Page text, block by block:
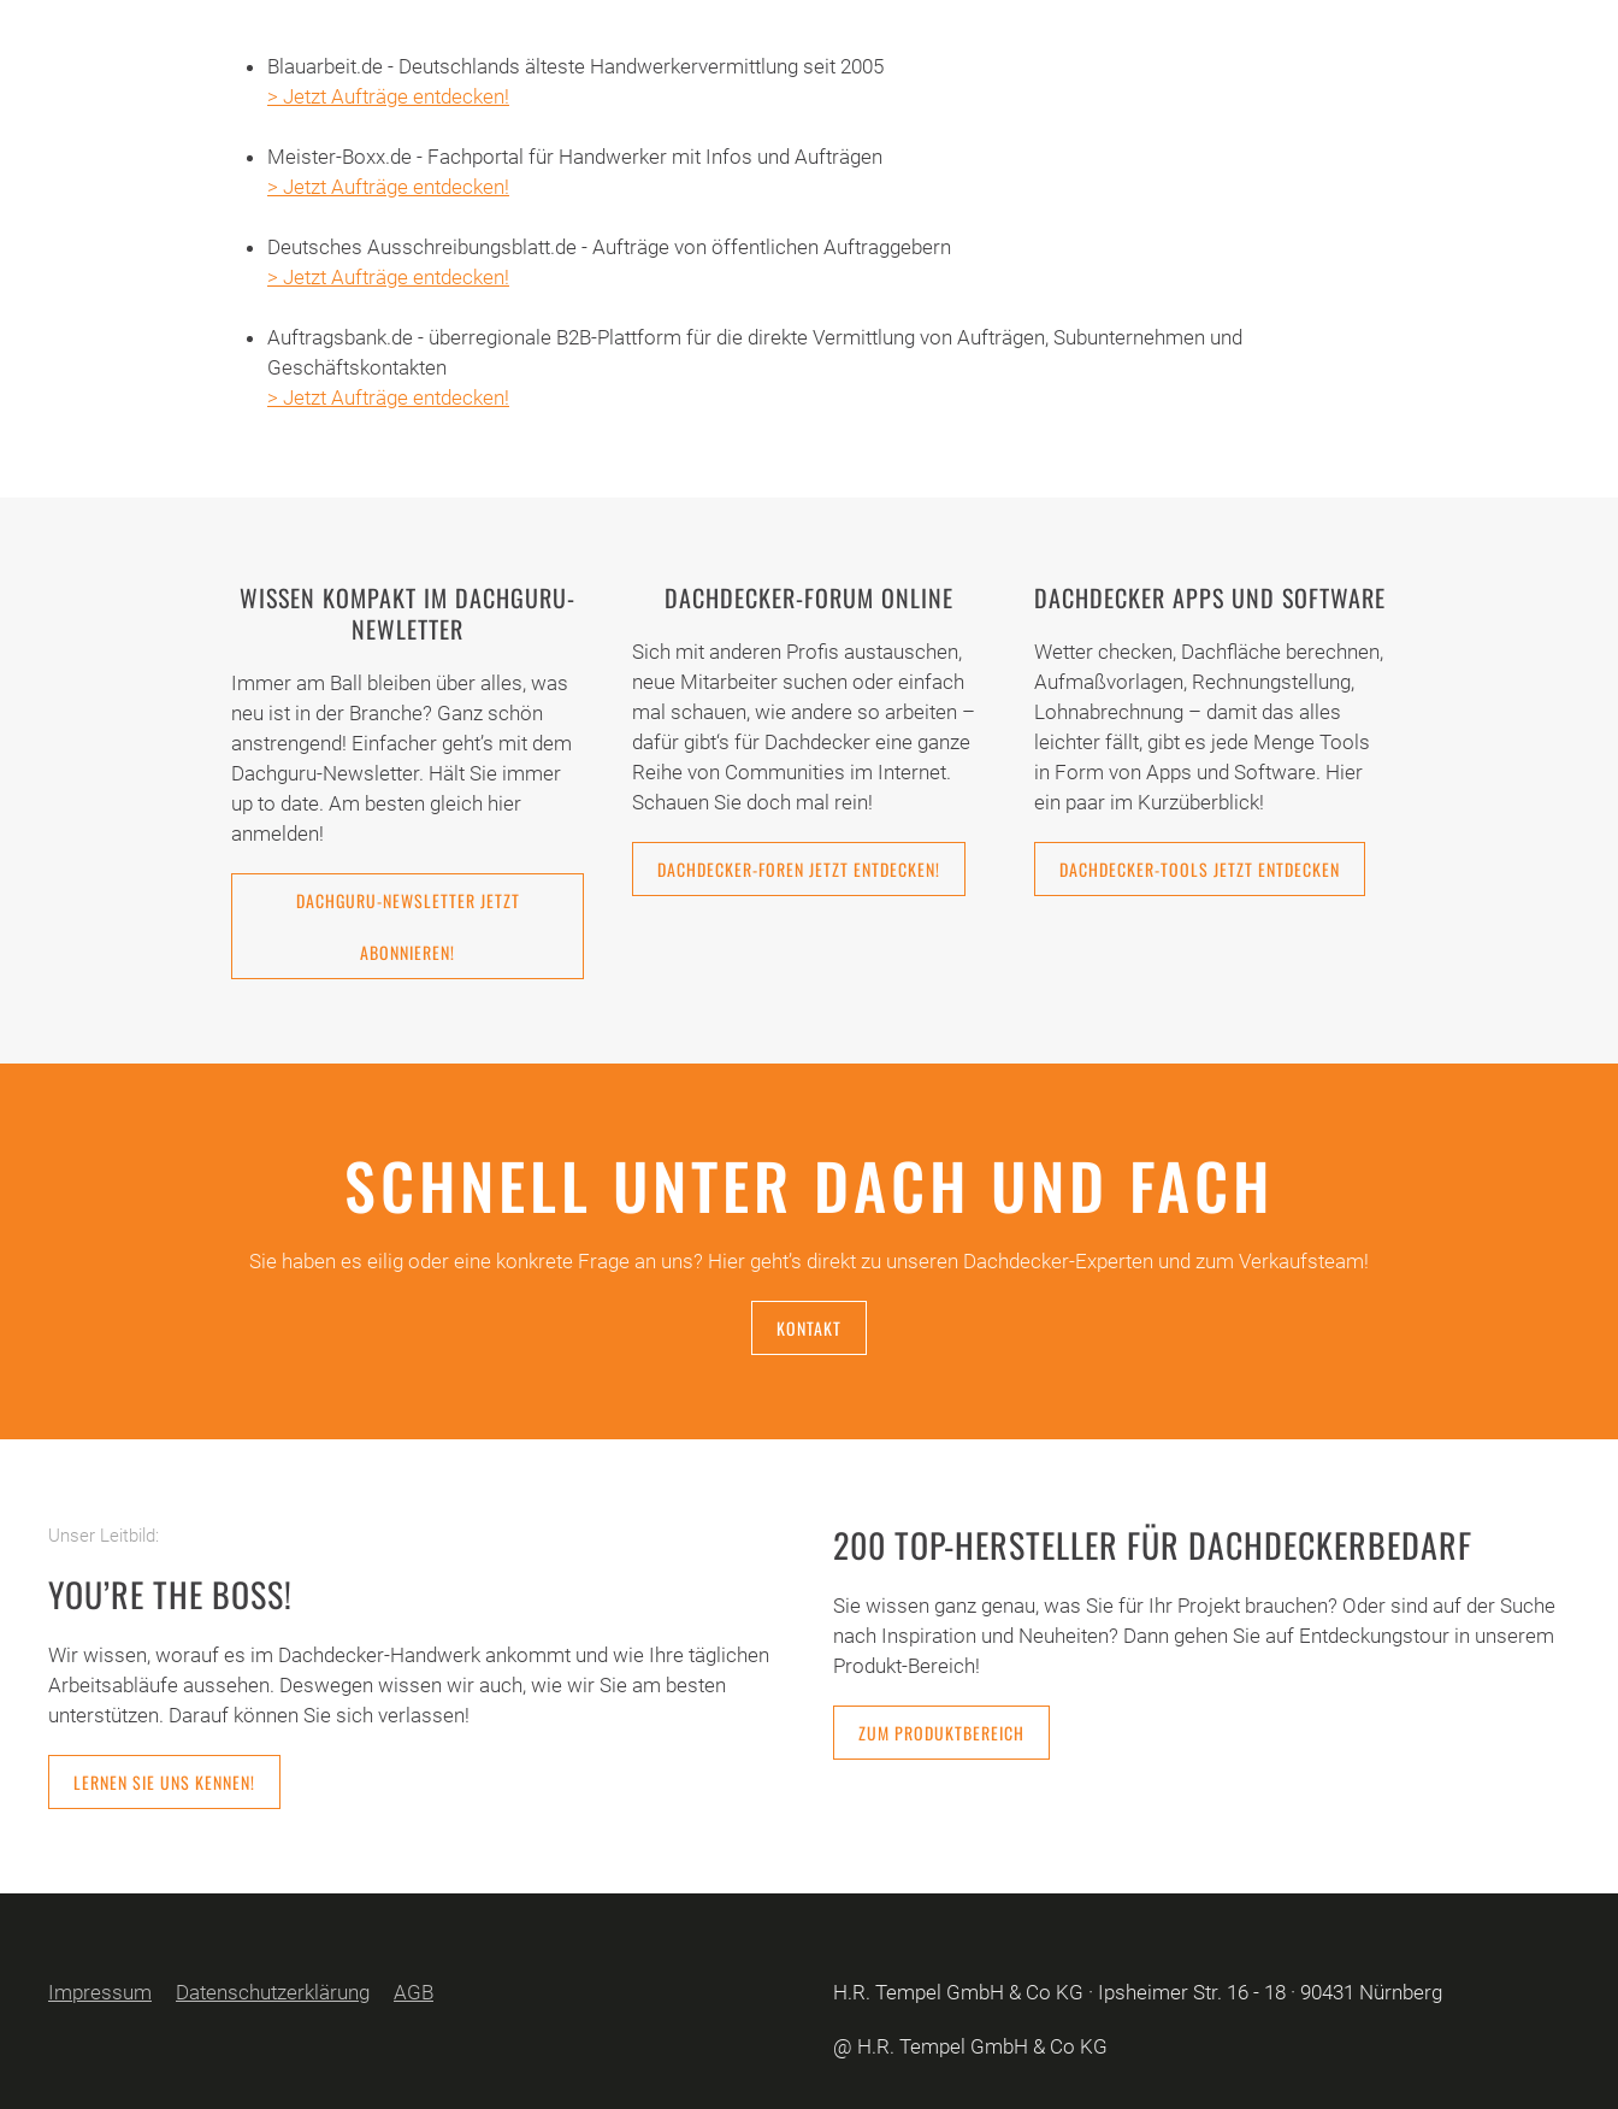
Blauarbeit.de - Deutschlands älteste Handwerkervermittlung seit 2005
> Jetzt Aufträge entdecken!
Meister-Boxx.de - Fachportal für Handwerker mit Infos und Aufträgen
> Jetzt Aufträge entdecken!
Deutsches Ausschreibungsblatt.de - Aufträge von öffentlichen Auftraggebern
> Jetzt Aufträge entdecken!
Auftragsbank.de - überregionale B2B-Plattform für die direkte Vermittlung von Aufträgen, Subunternehmen und
Geschäftskontakten
> Jetzt Aufträge entdecken!
WISSEN KOMPAKT IM DACHGURU-
NEWLETTER
Immer am Ball bleiben über alles, was
neu ist in der Branche? Ganz schön
anstrengend! Einfacher geht’s mit dem
Dachguru-Newsletter. Hält Sie immer
up to date. Am besten gleich hier
anmelden!
DACHGURU-NEWSLETTER JETZT
ABONNIEREN!
DACHDECKER-FORUM ONLINE
Sich mit anderen Profis austauschen,
neue Mitarbeiter suchen oder einfach
mal schauen, wie andere so arbeiten –
dafür gibt‘s für Dachdecker eine ganze
Reihe von Communities im Internet.
Schauen Sie doch mal rein!
DACHDECKER-FOREN JETZT ENTDECKEN!
DACHDECKER APPS UND SOFTWARE
Wetter checken, Dachfläche berechnen,
Aufmaßvorlagen, Rechnungstellung,
Lohnabrechnung – damit das alles
leichter fällt, gibt es jede Menge Tools
in Form von Apps und Software. Hier
ein paar im Kurzüberblick!
DACHDECKER-TOOLS JETZT ENTDECKEN
SCHNELL UNTER DACH UND FACH
Sie haben es eilig oder eine konkrete Frage an uns? Hier geht’s direkt zu unseren Dachdecker-Experten und zum Verkaufsteam!
KONTAKT
Unser Leitbild:
YOU’RE THE BOSS!
Wir wissen, worauf es im Dachdecker-Handwerk ankommt und wie Ihre täglichen
Arbeitsabläufe aussehen. Deswegen wissen wir auch, wie wir Sie am besten
unterstützen. Darauf können Sie sich verlassen!
LERNEN SIE UNS KENNEN!
200 TOP-HERSTELLER FÜR DACHDECKERBEDARF
Sie wissen ganz genau, was Sie für Ihr Projekt brauchen? Oder sind auf der Suche
nach Inspiration und Neuheiten? Dann gehen Sie auf Entdeckungstour in unserem
Produkt-Bereich!
ZUM PRODUKTBEREICH
Impressum Datenschutzerklärung AGB H.R. Tempel GmbH & Co KG · Ipsheimer Str. 16 - 18 · 90431 Nürnberg
@ H.R. Tempel GmbH & Co KG